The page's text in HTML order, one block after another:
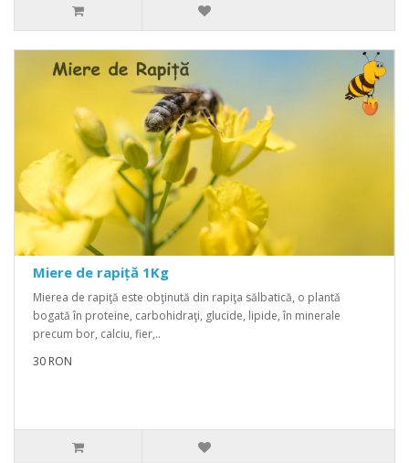
Miere de rapiță 1Kg
Mierea de rapiţă este obţinută din rapiţa sălbatică, o plantă
bogată în proteine, carbohidraţi, glucide, lipide, în minerale
precum bor, calciu, fier,..
30 RON